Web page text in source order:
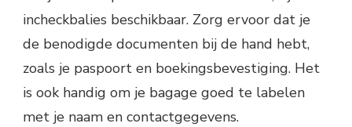
incheckbalies beschikbaar. Zorg ervoor dat je
de benodigde documenten bij de hand hebt,
zoals je paspoort en boekingsbevestiging. Het
is ook handig om je bagage goed te labelen
met je naam en contactgegevens.